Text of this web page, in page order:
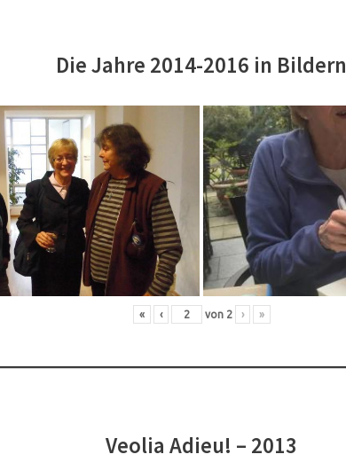
Die Jahre 2014-2016 in Bildern
« ‹ von 2 › »
Veolia Adieu! – 2013